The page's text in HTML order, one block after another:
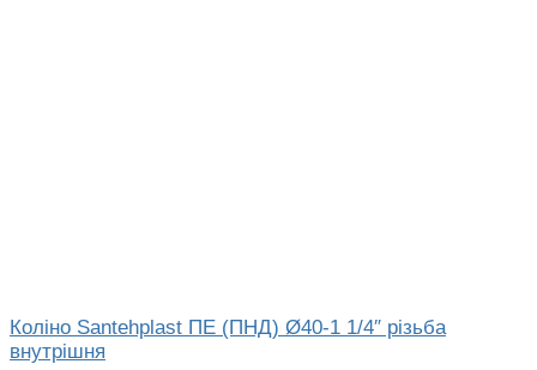
Коліно Santehplast ПЕ (ПНД) Ø40-1 1/4″ різьба
внутрішня